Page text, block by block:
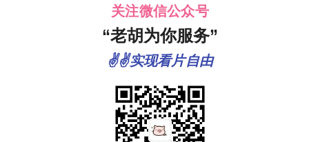
关注微信公众号
“老胡为你服务”
✌✌实现看片自由